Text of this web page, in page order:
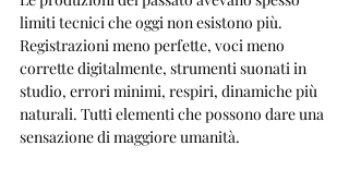
limiti tecnici che oggi non esistono più.
Registrazioni meno perfette, voci meno
corrette digitalmente, strumenti suonati in
studio, errori minimi, respiri, dinamiche più
naturali. Tutti elementi che possono dare una
sensazione di maggiore umanità.